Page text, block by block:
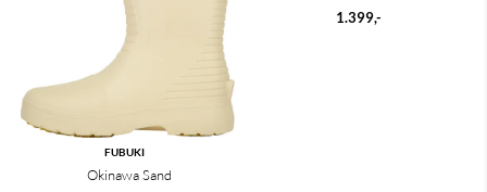
FUBUKI
Okinawa Sand
1.399,-